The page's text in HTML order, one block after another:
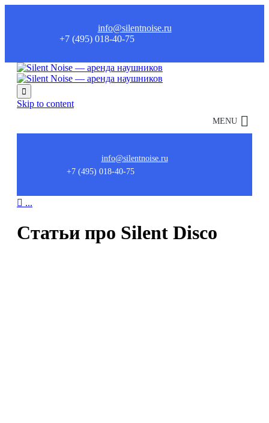
info@silentnoise.ru
+7 (495) 018-40-75

Skip to content
MENU
info@silentnoise.ru
+7 (495) 018-40-75
 ...
Статьи про Silent Disco